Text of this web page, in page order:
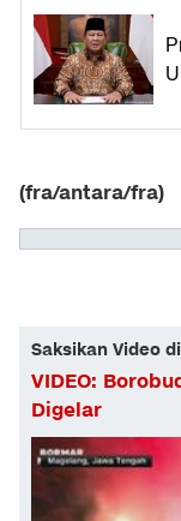
(fra/antara/fra)
Saksikan Video
VIDEO:
Digelar